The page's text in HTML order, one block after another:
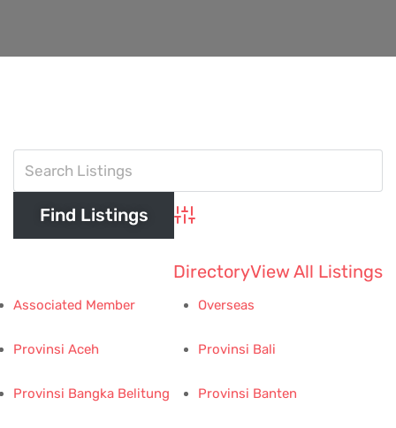
Advanced Search
DirectoryView All Listings
Associated Member Overseas
Provinsi Aceh Provinsi Bali
Provinsi Bangka Belitung Provinsi Banten